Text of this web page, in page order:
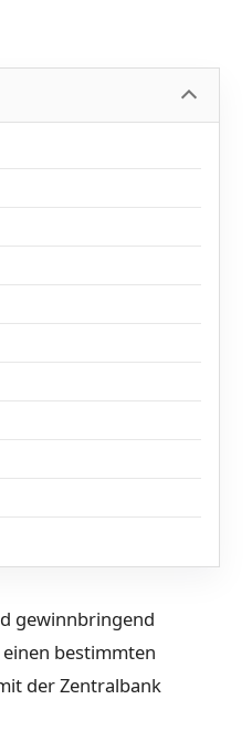
gewinnbringend
bestimmten
der Zentralbank